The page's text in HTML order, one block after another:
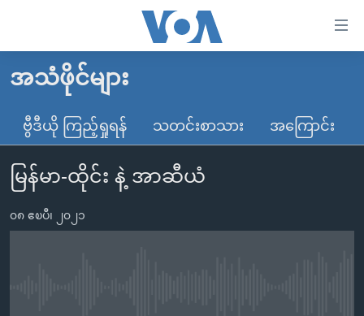
လွယ်ကူ
သည့်
Link
များ
ပင်မ
မူလစာမျက်နှာ
မြန်မာ
ကမ္ဘာ့သတင်းများ
နိုင်ငံတကာ
တရုတ်
ဗွီဒီယို
ရပ်ဝန်းတခု လမ်းတခု အလွန်
အသံဖိုင်များ
ဗွီဒီယို ကြည့်ရှုရန် သတင်းစာသား အကြောင်း
မြန်မာ-ထိုင်း နဲ့ အာဆီယံ
၀၈ ဧၿပီ၊ ၂၀၂၁